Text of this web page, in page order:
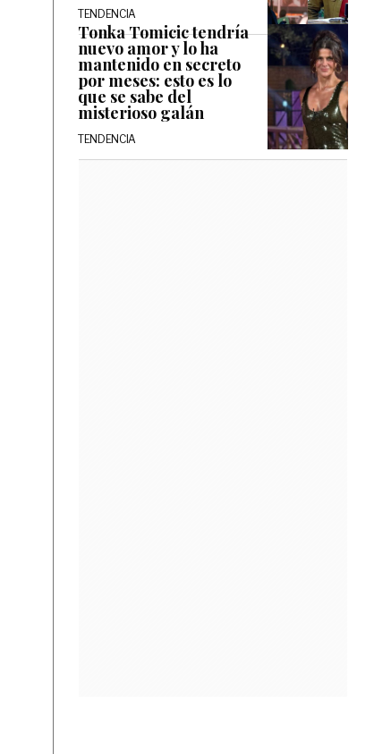
TENDENCIA
Tonka Tomicic tendría
nuevo amor y lo ha
mantenido en secreto
por meses: esto es lo
que se sabe del
misterioso galán
TENDENCIA